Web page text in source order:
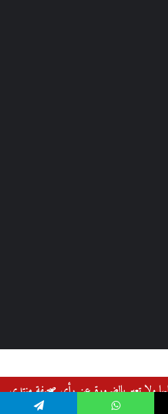
ولا تعبر بالضرورة عن رأي صحيفة منتدى